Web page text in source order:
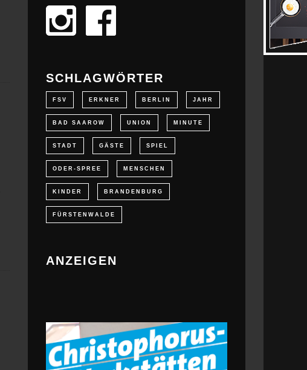
SCHLAGWÖRTER
FSV ERKNER BERLIN JAHR
BAD SAAROW UNION MINUTE
STADT GÄSTE SPIEL
ODER-SPREE MENSCHEN
KINDER BRANDENBURG
FÜRSTENWALDE
ANZEIGEN